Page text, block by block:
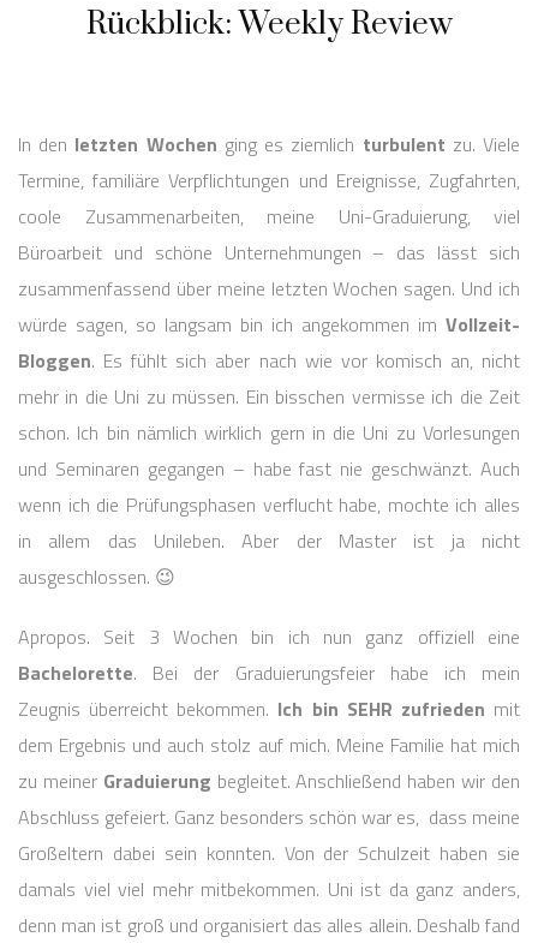
Rückblick: Weekly Review
In den letzten Wochen ging es ziemlich turbulent zu. Viele
Termine, familiäre Verpflichtungen und Ereignisse, Zugfahrten,
coole Zusammenarbeiten, meine Uni-Graduierung, viel
Büroarbeit und schöne Unternehmungen – das lässt sich
zusammenfassend über meine letzten Wochen sagen. Und ich
würde sagen, so langsam bin ich angekommen im Vollzeit-
Bloggen. Es fühlt sich aber nach wie vor komisch an, nicht
mehr in die Uni zu müssen. Ein bisschen vermisse ich die Zeit
schon. Ich bin nämlich wirklich gern in die Uni zu Vorlesungen
und Seminaren gegangen – habe fast nie geschwänzt. Auch
wenn ich die Prüfungsphasen verflucht habe, mochte ich alles
in allem das Unileben. Aber der Master ist ja nicht
ausgeschlossen. 😉
Apropos. Seit 3 Wochen bin ich nun ganz offiziell eine
Bachelorette. Bei der Graduierungsfeier habe ich mein
Zeugnis überreicht bekommen. Ich bin SEHR zufrieden mit
dem Ergebnis und auch stolz auf mich. Meine Familie hat mich
zu meiner Graduierung begleitet. Anschließend haben wir den
Abschluss gefeiert. Ganz besonders schön war es, dass meine
Großeltern dabei sein konnten. Von der Schulzeit haben sie
damals viel viel mehr mitbekommen. Uni ist da ganz anders,
denn man ist groß und organisiert das alles allein. Deshalb fand